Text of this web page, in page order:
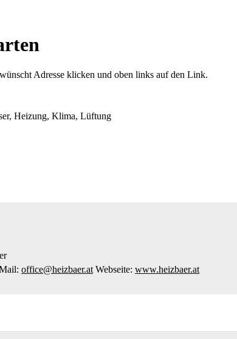
Adresse klicken und oben links auf den Link.
Heizung, Klima, Lüftung
: office@heizbaer.at Webseite: www.heizbaer.at